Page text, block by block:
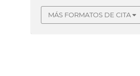
MÁS FORMATOS DE CITA